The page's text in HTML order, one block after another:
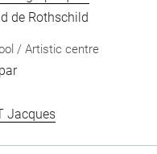
de Rothschild
/ Artistic centre
Jacques